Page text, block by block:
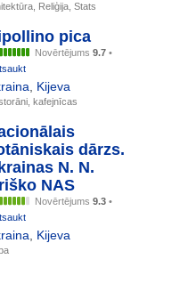
Reliģija, Stats
pica
Novērtējums 9.7•
Kijeva
kafejnīcas
dārzs.
N. N.
NAS
Novērtējums 9.3•
Kijeva